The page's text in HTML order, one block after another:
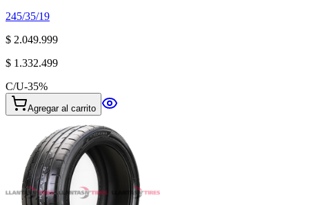
245/35/19
$ 2.049.999
$ 1.332.499
C/U-35%
Agregar al carrito